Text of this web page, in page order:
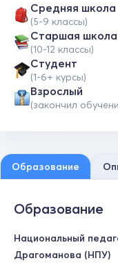
Средняя школа
(5-9 классы)
Cтаршая школа
(10-12 классы)
Студент
(1-6+ курсы)
Взрослый
(закончил
Образование
Образование
Национальный
Драгоманова (НПУ)